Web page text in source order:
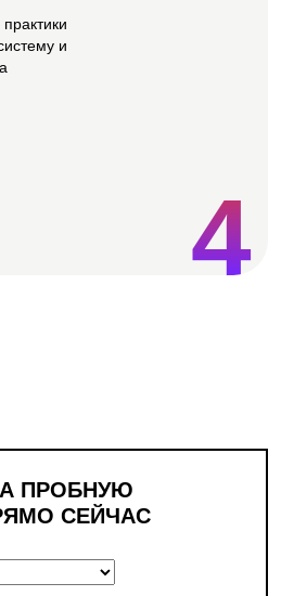
и
4
ПРОБНУЮ
СЕЙЧАС